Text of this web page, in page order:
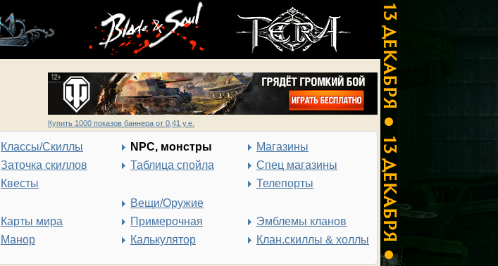
Купить 1000 показов баннера от 0,41 у.е.
Классы/Скиллы
Заточка скиллов
Квесты
Карты мира
Манор
NPC, монстры
Таблица спойла
Вещи/Оружие
Примерочная
Калькулятор
Магазины
Спец магазины
Телепорты
Эмблемы кланов
Клан.скиллы & холлы